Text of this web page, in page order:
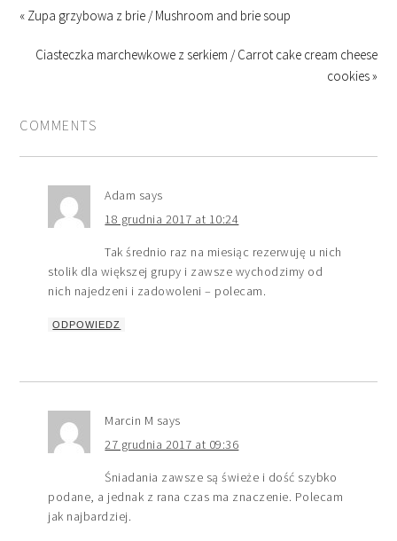
« Zupa grzybowa z brie / Mushroom and brie soup
Ciasteczka marchewkowe z serkiem / Carrot cake cream cheese
cookies »
COMMENTS
Adam says
18 grudnia 2017 at 10:24
Tak średnio raz na miesiąc rezerwuję u nich
stolik dla większej grupy i zawsze wychodzimy od
nich najedzeni i zadowoleni – polecam.
ODPOWIEDZ
Marcin M says
27 grudnia 2017 at 09:36
Śniadania zawsze są świeże i dość szybko
podane, a jednak z rana czas ma znaczenie. Polecam
jak najbardziej.